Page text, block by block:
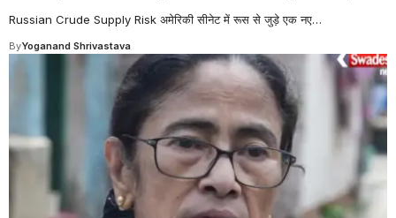
Russian Crude Supply Risk अमेरिकी सीनेट में रूस से जुड़े एक नए…
ByYoganand Shrivastava